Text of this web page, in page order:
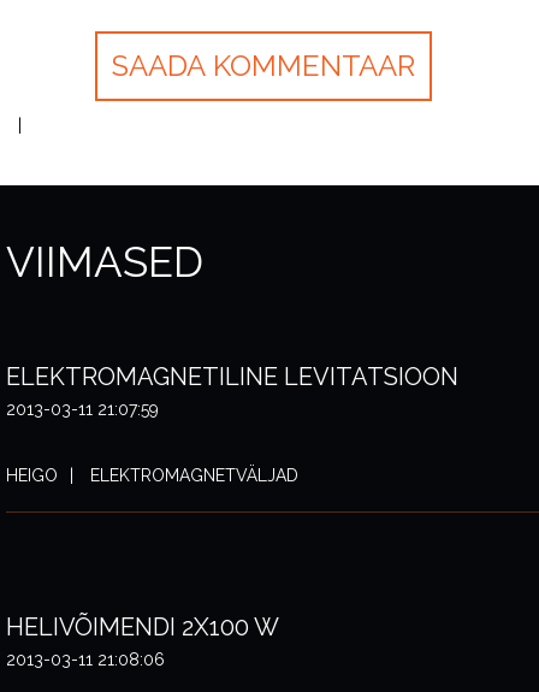
VIIMASED
ELEKTROMAGNETILINE LEVITATSIOON
2013-03-11 21:07:59
HEIGO ELEKTROMAGNETVÄLJAD
HELIVÕIMENDI 2X100 W
2013-03-11 21:08:06